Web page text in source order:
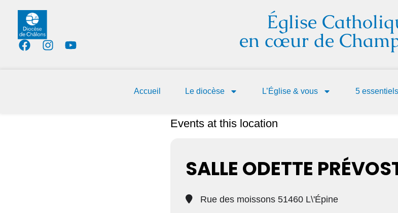
Église
en cœur de
Accueil Le diocèse L’Église & vous 5 essentiels
Events at this location
SALLE ODETTE
Rue des moissons 51460 L\'Épine